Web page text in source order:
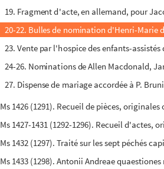
19. Fragment d'acte, en allemand, pour
20-22. Bulles de nomination d'Henri-Marie
23. Vente par l'hospice des enfants-
24-26. Nominations de Allen Macdonald,
27. Dispense de mariage accordée à P.
Ms 1426 (1291). Recueil de pièces,
Ms 1427-1431 (1292-1296). Recueil
Ms 1432 (1297). Traité sur les sept péchés
Ms 1433 (1298). Antonii Andreae